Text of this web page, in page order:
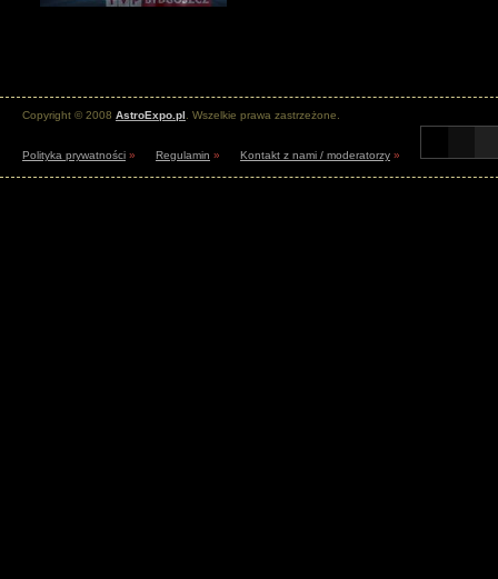
Copyright © 2008 AstroExpo.pl . Wszelkie prawa zastrzeżone.
Polityka prywatności » Regulamin » Kontakt z nami / moderatorzy »